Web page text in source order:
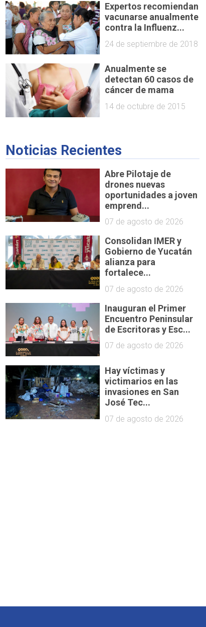
Expertos recomiendan
vacunarse anualmente
contra la Influenz...
24 de septiembre de 2018
Anualmente se
detectan 60 casos de
cáncer de mama
14 de octubre de 2015
Noticias Recientes
Abre Pilotaje de
drones nuevas
oportunidades a joven
emprend...
07 de agosto de 2026
Consolidan IMER y
Gobierno de Yucatán
alianza para
fortalece...
07 de agosto de 2026
Inauguran el Primer
Encuentro Peninsular
de Escritoras y Esc...
07 de agosto de 2026
Hay víctimas y
victimarios en las
invasiones en San
José Tec...
07 de agosto de 2026